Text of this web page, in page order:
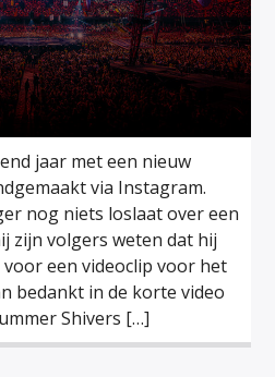
jaar met een nieuw
via Instagram.
nog niets loslaat over een
zijn volgers weten dat hij
een videoclip voor het
bedankt in de korte video
Shivers […]